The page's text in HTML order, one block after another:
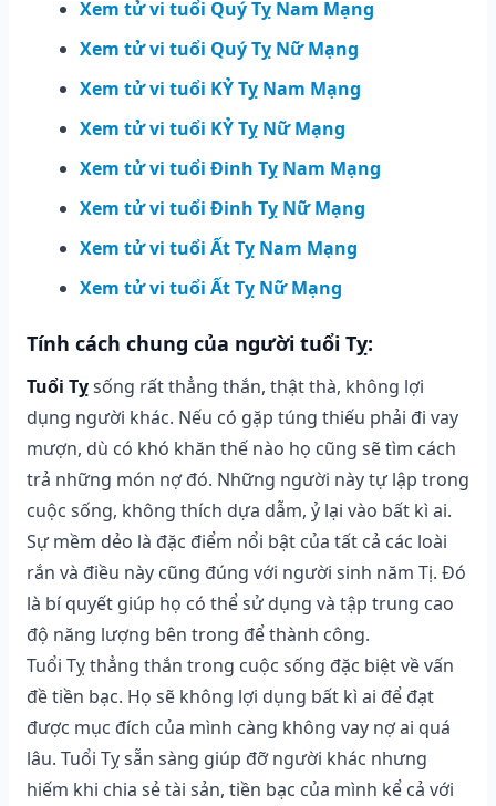
Xem tử vi tuổi Quý Tỵ Nam Mạng
Xem tử vi tuổi Quý Tỵ Nữ Mạng
Xem tử vi tuổi KỶ Tỵ Nam Mạng
Xem tử vi tuổi KỶ Tỵ Nữ Mạng
Xem tử vi tuổi Đinh Tỵ Nam Mạng
Xem tử vi tuổi Đinh Tỵ Nữ Mạng
Xem tử vi tuổi Ất Tỵ Nam Mạng
Xem tử vi tuổi Ất Tỵ Nữ Mạng
Tính cách chung của người tuổi Tỵ:
Tuổi Tỵsống rất thẳng thắn, thật thà, không lợi
dụng người khác. Nếu có gặp túng thiếu phải đi vay
mượn, dù có khó khăn thế nào họ cũng sẽ tìm cách
trả những món nợ đó. Những người này tự lập trong
cuộc sống, không thích dựa dẫm, ỷ lại vào bất kì ai.
Sự mềm dẻo là đặc điểm nổi bật của tất cả các loài
rắn và điều này cũng đúng với người sinh năm Tị. Đó
là bí quyết giúp họ có thể sử dụng và tập trung cao
độ năng lượng bên trong để thành công.
Tuổi Tỵ thẳng thắn trong cuộc sống đặc biệt về vấn
đề tiền bạc. Họ sẽ không lợi dụng bất kì ai để đạt
được mục đích của mình càng không vay nợ ai quá
lâu. Tuổi Tỵ sẵn sàng giúp đỡ người khác nhưng
hiếm khi chia sẻ tài sản, tiền bạc của mình kể cả với